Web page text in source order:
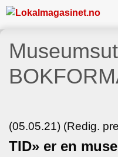
Skip
content
(05.05.21) (Redig.
TID» er en